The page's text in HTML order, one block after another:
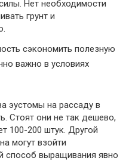
Нет необходимости
грунт и
сэкономить полезную
важно в условиях
эустомы на рассаду в
Стоят они не так дешево,
100-200 штук. Другой
могут взойти
способ выращивания явно